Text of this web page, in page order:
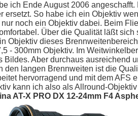
ich Ende August 2006 angeschafft.
ersetzt. So habe ich ein Objektiv
noch ein Objektiv dabei. Beim
Über die Qualität läßt sich
Objektiv dieses
- 300mm Objektiv. Im
Bildes. Aber durchaus ausreichend
den langen Brennweiten ist die
hervorragend und mit dem AFS
kann ich also als Allround-
AT-X PRO DX 12-24mm F4